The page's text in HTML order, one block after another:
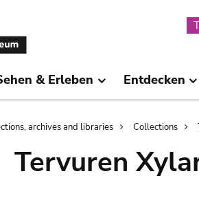
& Erleben Entdecken
archives and libraries Collections
Tervuren